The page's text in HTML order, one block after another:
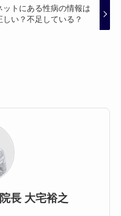
ットにある性病の情報は
しい？不足している？
長 大宅裕之